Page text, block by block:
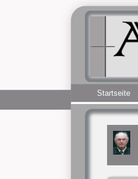
Startseite